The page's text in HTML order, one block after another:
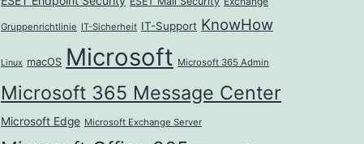
Gruppenrichtlinie IT-Sicherheit IT-Support KnowHow
Linux macOS Microsoft Microsoft 365 Admin
Microsoft 365 Message Center
Microsoft Edge Microsoft Exchange Server